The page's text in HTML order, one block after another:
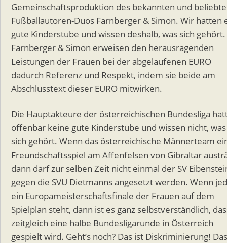
Gemeinschaftsproduktion des bekannten und
Fußballautoren-Duos Farnberger & Simon. Wir hatten
gute Kinderstube und wissen deshalb, was sich gehört.
Farnberger & Simon erweisen den herausragenden
Leistungen der Frauen bei der abgelaufenen EURO
dadurch Referenz und Respekt, indem sie beide am
Abschlusstext dieser EURO mitwirken.
Die Hauptakteure der österreichischen Bundesliga
offenbar keine gute Kinderstube und wissen nicht, was
sich gehört. Wenn das österreichische Männerteam
Freundschaftsspiel am Affenfelsen von Gibraltar
dann darf zur selben Zeit nicht einmal der SV
gegen die SVU Dietmanns angesetzt werden. Wenn
ein Europameisterschaftsfinale der Frauen auf dem
Spielplan steht, dann ist es ganz selbstverständlich,
zeitgleich eine halbe Bundesligarunde in Österreich
gespielt wird. Geht’s noch? Das ist Diskriminierung!